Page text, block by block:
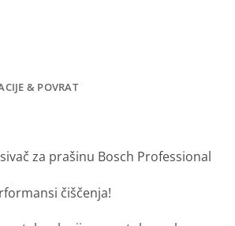
& POVRAT
za prašinu Bosch Professional
čiščenja!